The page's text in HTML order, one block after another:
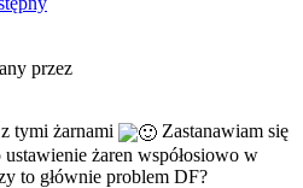
przez
tymi żarnami
Zastanawiam się
żaren współosiowo w
to głównie problem DF?